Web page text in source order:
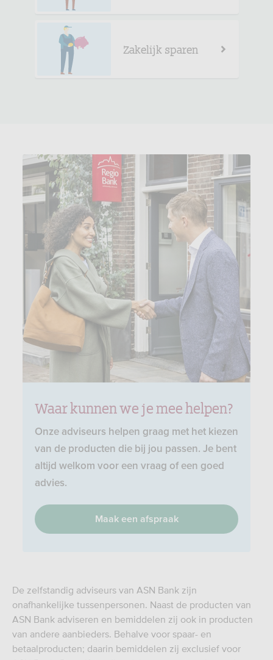
Zakelijk sparen
Waar kunnen we je mee helpen?
Onze adviseurs helpen graag met het kiezen
van de producten die bij jou passen. Je bent
altijd welkom voor een vraag of een goed
advies.
Maak een afspraak
De zelfstandig adviseurs van ASN Bank zijn
onafhankelijke tussenpersonen. Naast de producten van
ASN Bank adviseren en bemiddelen zij ook in producten
van andere aanbieders. Behalve voor spaar- en
betaalproducten; daarin bemiddelen zij exclusief voor